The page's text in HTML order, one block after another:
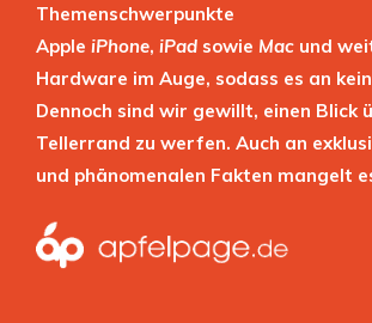
Themenschwerpunkte
Apple iPhone, iPad sowie Mac und
Hardware im Auge, sodass es an
Dennoch sind wir gewillt, einen Blick
Tellerrand zu werfen. Auch an
und phänomenalen Fakten mangelt